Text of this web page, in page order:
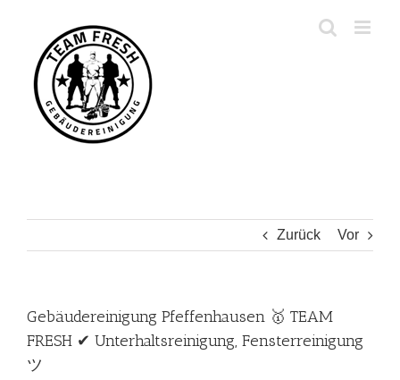
springen
Zurück Vor
Gebäudereinigung Pfeffenhausen 🥇 TEAM
FRESH ✔ Unterhaltsreinigung, Fensterreinigung
ツ